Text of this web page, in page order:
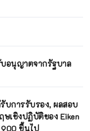
อนุญาตจากรัฐบาล
บการรับรอง, ผลสอบ
ษเชิงปฏิบัติของ Eiken
900 ขึ้นไป